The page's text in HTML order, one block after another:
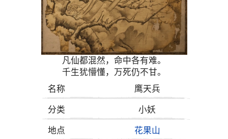
凡仙都混然，命中各有难。
千生犹懵懂，万死仍不甘。
名称
鹰天兵
分类 小妖
地点 花果山